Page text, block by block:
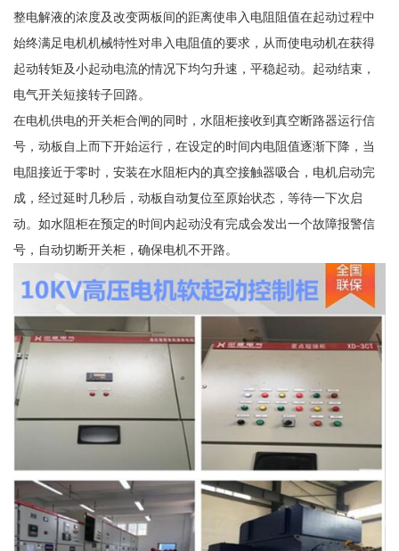
整电解液的浓度及改变两板间的距离使串入电阻阻值在起动过程中
始终满足电机机械特性对串入电阻值的要求，从而使电动机在获得
起动转矩及小起动电流的情况下均匀升速，平稳起动。起动结束，
电气开关短接转子回路。
在电机供电的开关柜合闸的同时，水阻柜接收到真空断路器运行信
号，动板自上而下开始运行，在设定的时间内电阻值逐渐下降，当
电阻接近于零时，安装在水阻柜内的真空接触器吸合，电机启动完
成，经过延时几秒后，动板自动复位至原始状态，等待一下次启
动。如水阻柜在预定的时间内起动没有完成会发出一个故障报警信
号，自动切断开关柜，确保电机不开路。